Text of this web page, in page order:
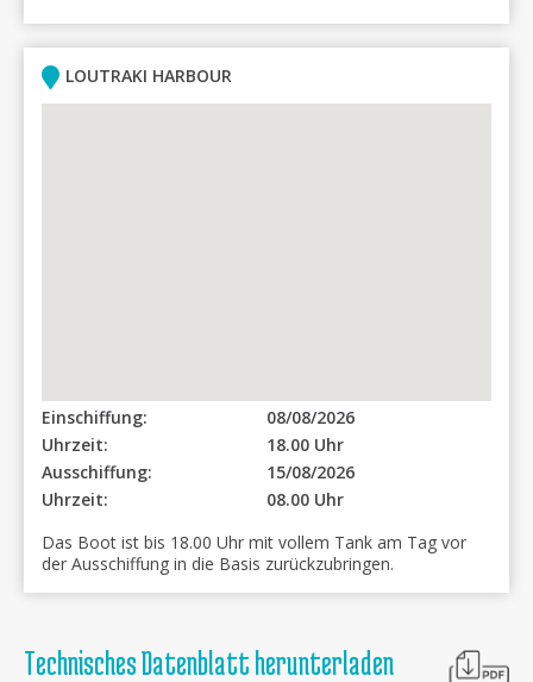
LOUTRAKI HARBOUR
Einschiffung:
08/08/2026
Uhrzeit:
18.00 Uhr
Ausschiffung:
15/08/2026
Uhrzeit:
08.00 Uhr
Das Boot ist bis 18.00 Uhr mit vollem Tank am Tag vor
der Ausschiffung in die Basis zurückzubringen.
Technisches Datenblatt herunterladen